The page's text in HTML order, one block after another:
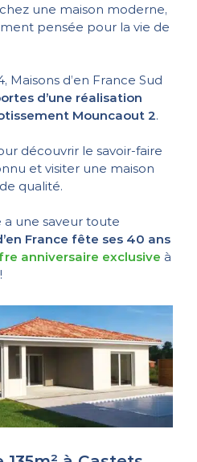
une maison moderne,
pensée pour la vie de
Maisons d’en France Sud
d’une réalisation
Mouncaout 2.
découvrir le savoir-faire
et visiter une maison
qualité.
a une saveur toute
France fête ses 40 ans
anniversaire exclusive à